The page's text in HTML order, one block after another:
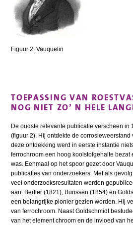
Figuur 2: Vauquelin
TOEPASSING VAN
NOG NIET ZO’ N HELE
De oudste relevante publicatie verscheen in
(figuur 2). Hij ontdekte de
deze ontdekking werd in eerste instantie
ferrochroom een hoog koolstofgehalte bezat
was. Eenmaal op het spoor gezet door
publicaties van onderzoekers. Met als
veel onderzoeksresultaten werden
aan: Bertier (1821), Bunssen (1854) en
een belangrijke pionier gezien worden. Hij
van ferrochroom. Naast Goldschmidt
van het element chroom en de invloed van